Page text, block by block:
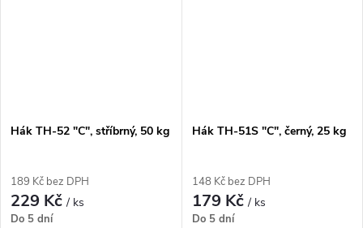
Hák TH-52 "C", stříbrný, 50 kg
189 Kč bez DPH
229 Kč/ ks
Do 5 dní
Hák TH-51S "C", černý, 25 kg
148 Kč bez DPH
179 Kč/ ks
Do 5 dní